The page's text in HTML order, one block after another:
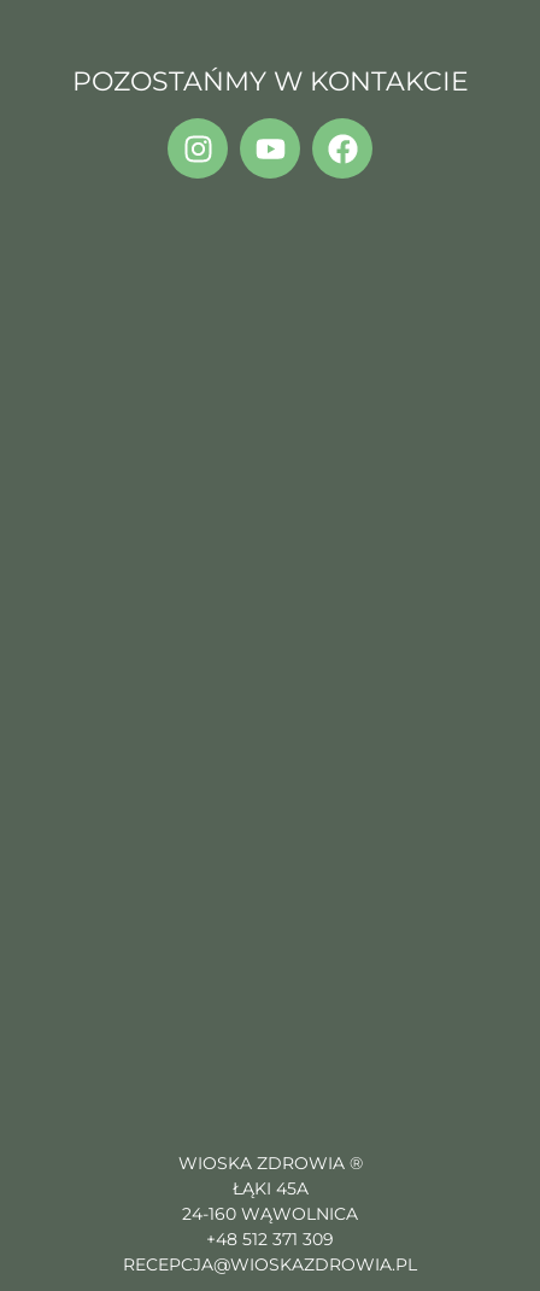
POZOSTAŃMY W KONTAKCIE
WIOSKA ZDROWIA ®
ŁĄKI 45A
24-160 WĄWOLNICA
+48 512 371 309
RECEPCJA@WIOSKAZDROWIA.PL